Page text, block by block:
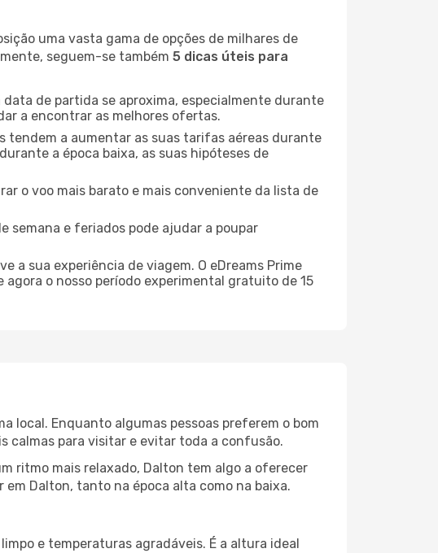
uma vasta gama de opções de milhares de
seguem-se também 5 dicas úteis para
de partida se aproxima, especialmente durante
a encontrar as melhores ofertas.
tendem a aumentar as suas tarifas aéreas durante
a época baixa, as suas hipóteses de
o voo mais barato e mais conveniente da lista de
semana e feriados pode ajudar a poupar
a sua experiência de viagem. O eDreams Prime
o nosso período experimental gratuito de 15
local. Enquanto algumas pessoas preferem o bom
calmas para visitar e evitar toda a confusão.
ritmo mais relaxado, Dalton tem algo a oferecer
Dalton, tanto na época alta como na baixa.
e temperaturas agradáveis. É a altura ideal